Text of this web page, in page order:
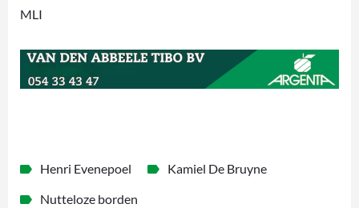
MLI
Henri Evenepoel
Kamiel De Bruyne
Nutteloze borden